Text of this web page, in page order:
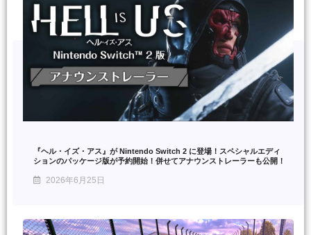
『ヘル・イズ・アス』が Nintendo Switch 2 に登場！スペシャルエディ
ションのパッケージ版が予約開始！併せてアナウンストレーラーも公開！
2026年6月25日